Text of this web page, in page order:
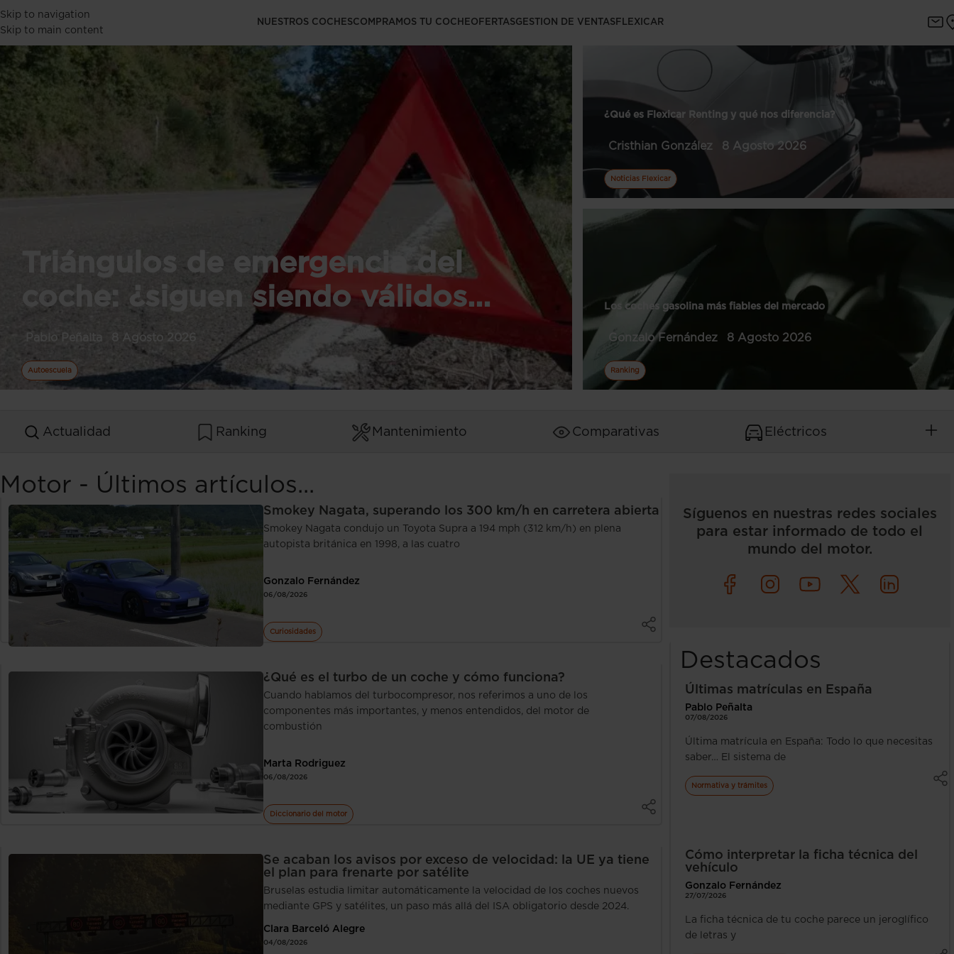
Skip to navigation
Skip to main content
NUESTROS COCHESCOMPRAMOS TU COCHEOFERTASGESTION DE VENTASFLEXICAR
Autoescuela
Triángulos de emergencia del
coche: ¿siguen siendo válidos…
Pablo Peñalta 8 Agosto 2026
Noticias Flexicar
¿Qué es Flexicar Renting y qué nos diferencia?
Cristhian González 8 Agosto 2026
Ranking
Los coches gasolina más fiables del mercado
Gonzalo Fernández 8 Agosto 2026
Actualidad Ranking Mantenimiento Comparativas Eléctricos
Motor - Últimos artículos...
Smokey Nagata, superando los 300 km/h en carretera abierta
Smokey Nagata condujo un Toyota Supra a 194 mph (312 km/h) en plena
autopista británica en 1998, a las cuatro
Gonzalo Fernández
06/08/2026
Curiosidades
¿Qué es el turbo de un coche y cómo funciona?
Cuando hablamos del turbocompresor, nos referimos a uno de los
componentes más importantes, y menos entendidos, del motor de
combustión
Marta Rodriguez
06/08/2026
Diccionario del motor
Se acaban los avisos por exceso de velocidad: la UE ya tiene
el plan para frenarte por satélite
Bruselas estudia limitar automáticamente la velocidad de los coches nuevos
mediante GPS y satélites, un paso más allá del ISA obligatorio desde 2024.
Clara Barceló Alegre
04/08/2026
Síguenos en nuestras redes sociales
para estar informado de todo el
mundo del motor.
Destacados
Últimas matrículas en España
Pablo Peñalta
07/08/2026
Última matrícula en España: Todo lo que necesitas
saber… El sistema de
Normativa y trámites
Cómo interpretar la ficha técnica del
vehículo
Gonzalo Fernández
27/07/2026
La ficha técnica de tu coche parece un jeroglífico
de letras y